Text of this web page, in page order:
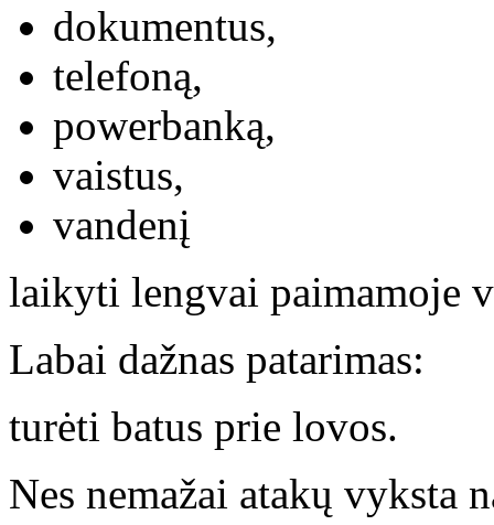
dokumentus,
telefoną,
powerbanką,
vaistus,
vandenį
laikyti lengvai paimamoje
Labai dažnas patarimas:
turėti batus prie lovos.
Nes nemažai atakų vyksta